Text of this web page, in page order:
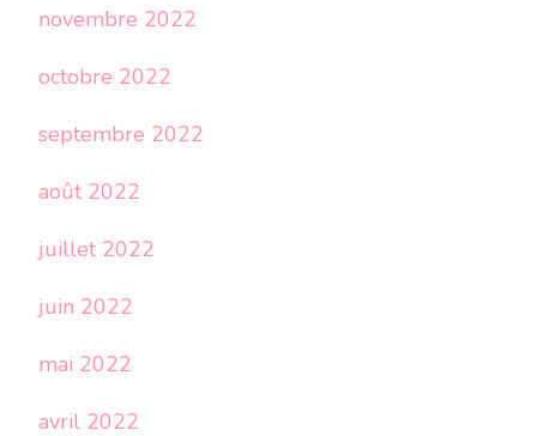
novembre 2022
octobre 2022
septembre 2022
août 2022
juillet 2022
juin 2022
mai 2022
avril 2022